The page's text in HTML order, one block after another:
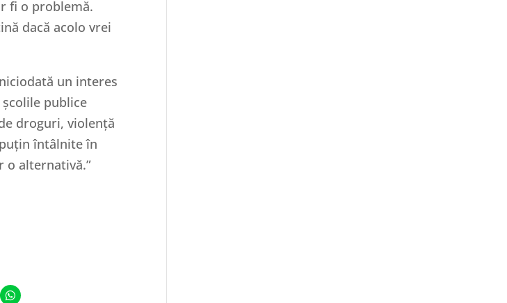
fi o problemă.
dacă acolo vrei
un interes
publice
droguri, violență
întâlnite în
o alternativă.”